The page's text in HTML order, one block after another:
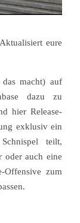
eure
macht) auf
dazu zu
hier Release-
exklusiv ein
teilt,
oder auch eine
Offensive zum